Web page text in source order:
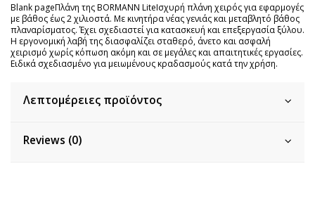
Blank pageΠλάνη της BORMANN LiteΙσχυρή πλάνη χειρός για εφαρμογές
με βάθος έως 2 χιλιοστά. Με κινητήρα νέας γενιάς και μεταβλητό βάθος
πλαναρίσματος. Έχει σχεδιαστεί για κατασκευή και επεξεργασία ξύλου.
Η εργονομική λαβή της διασφαλίζει σταθερό, άνετο και ασφαλή
χειρισμό χωρίς κόπωση ακόμη και σε μεγάλες και απαιτητικές εργασίες.
Ειδικά σχεδιασμένο για μειωμένους κραδασμούς κατά την χρήση.
Λεπτομέρειες προϊόντος
Reviews (0)